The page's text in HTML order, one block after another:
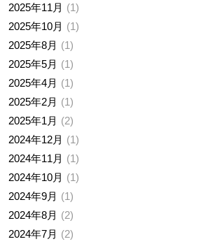
2025年11月
1
2025年10月
1
2025年8月
1
2025年5月
1
2025年4月
1
2025年2月
1
2025年1月
2
2024年12月
1
2024年11月
1
2024年10月
1
2024年9月
1
2024年8月
2
2024年7月
2